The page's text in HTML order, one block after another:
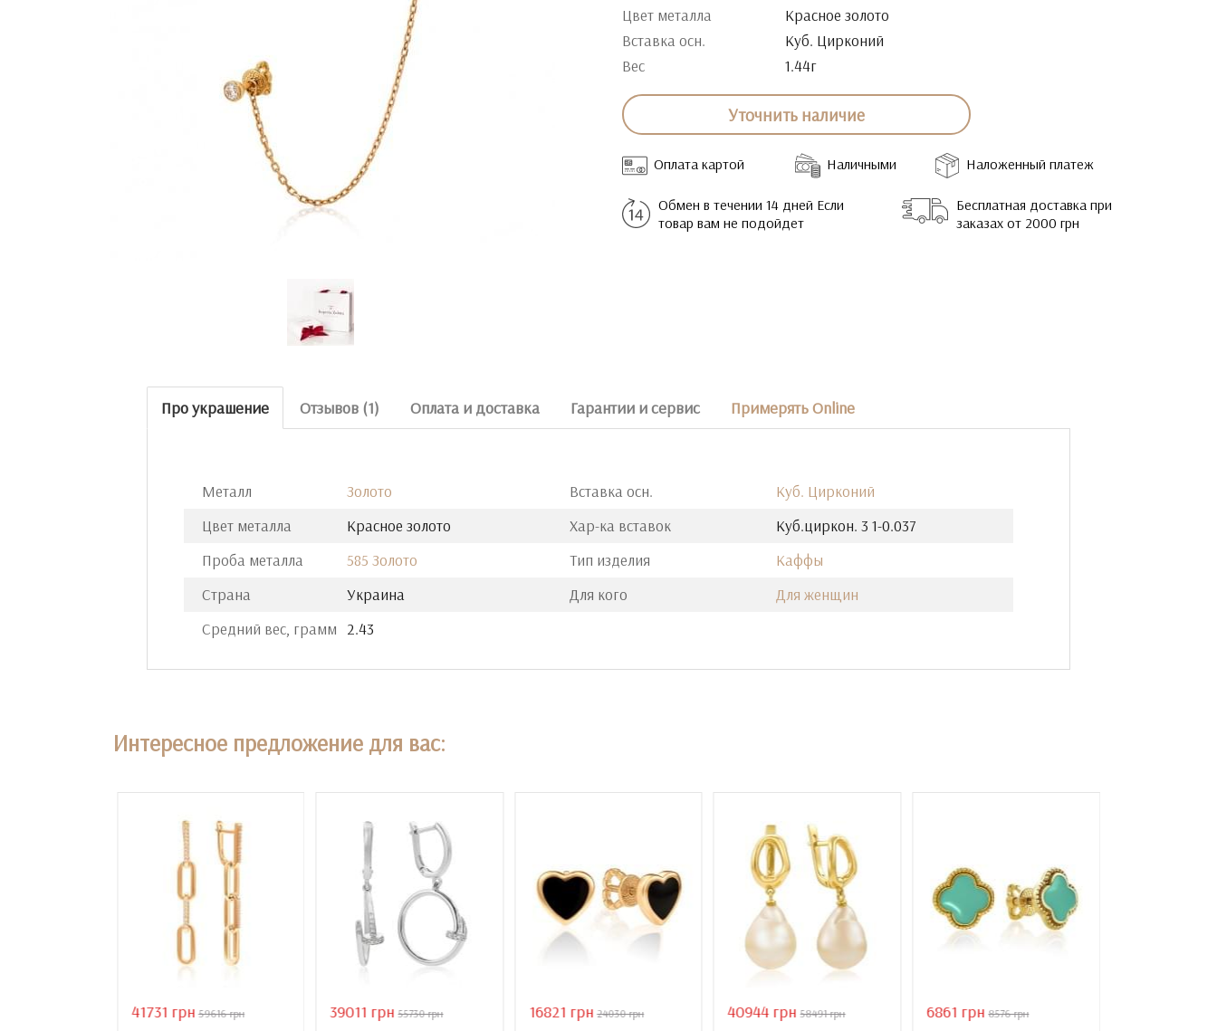
Цвет металла
Красное золото
Вставка осн.
Куб. Цирконий
Вес
1.44г
Уточнить наличие
Оплата картой Наличными Наложенный платеж
Обмен в течении 14 дней Если
товар вам не подойдет
Бесплатная доставка при
заказах от 2000 грн
Про украшение Отзывов (1) Оплата и доставка Гарантии и сервис Примерять Online
Металл
Золото
Цвет металла
Красное золото
Проба металла
585 Золото
Страна
Украина
Средний вес, грамм
2.43
Вставка осн.
Куб. Цирконий
Хар-ка вставок
Куб.циркон. 3 1-0.037
Тип изделия
Каффы
Для кого
Для женщин
Интересное предложение для вас:
41731 грн 59616 грн 39011 грн 55730 грн 16821 грн 24030 грн 40944 грн 58491 грн 6861 грн 8576 грн